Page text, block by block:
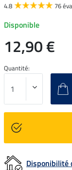
4.8 76
Disponible
12,90 €
Quantité:
Disponibilité